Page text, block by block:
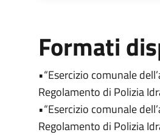
Formati
•“Esercizio comunale
Regolamento di Polizia
•“Esercizio comunale
Regolamento di Polizia